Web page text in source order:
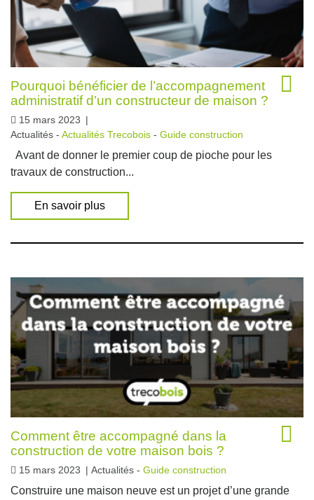
Pourquoi bénéficier de l’accompagnement
administratif d’un constructeur de maison ?
15 mars 2023 |
Actualités - Actualités Trecobois - Guide construction
Avant de donner le premier coup de pioche pour les
travaux de construction...
En savoir plus
Comment être accompagné dans la
construction de votre maison bois ?
15 mars 2023 | Actualités - Guide construction
Construire une maison neuve est un projet d’une grande